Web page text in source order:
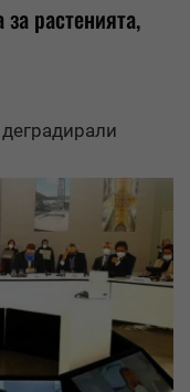
растенията,